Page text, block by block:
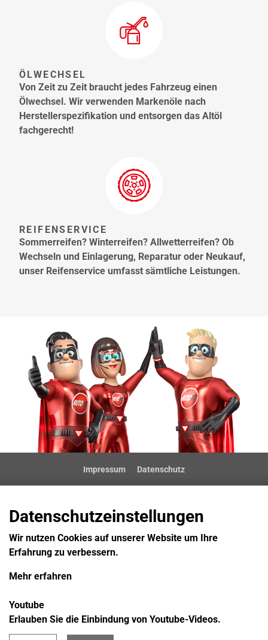
ÖLWECHSEL
Von Zeit zu Zeit braucht jedes Fahrzeug einen
Ölwechsel. Wir verwenden Markenöle nach
Herstellerspezifikation und entsorgen das Altöl
fachgerecht!
REIFENSERVICE
Sommerreifen? Winterreifen? Allwetterreifen? Ob
Wechseln und Einlagerung, Reparatur oder Neukauf,
unser Reifenservice umfasst sämtliche Leistungen.
Impressum Datenschutz
Datenschutzeinstellungen
Wir nutzen Cookies auf unserer Website um Ihre
Erfahrung zu verbessern.
Mehr erfahren
Youtube
Erlauben Sie die Einbindung von Youtube-Videos.